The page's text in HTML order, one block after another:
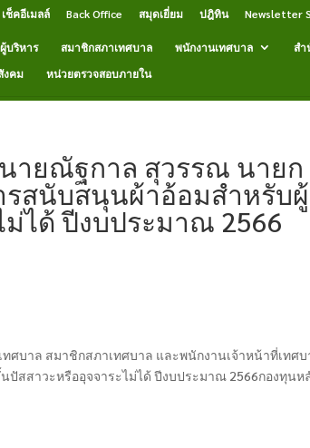
เช็คอีเมลล์ Back Office สมุดเยี่ยม ปฎิทิน Newsletter
บริหาร สมาชิกสภาเทศบาล พนักงานเทศบาล
ส
งคม หน่วยตรวจสอบภายใน
ายณัฐกาล สุวรรณ นายก
รสนับสนุนผ้าอ้อมสำหรับ
ได้ ปีงบประมาณ 2566
บาล สมาชิกสภาเทศบาล และพนักงานเจ้าหน้าที่เทศ
สาวะหรืออุจจาระไม่ได้ ปีงบประมาณ 2566กองทุนห